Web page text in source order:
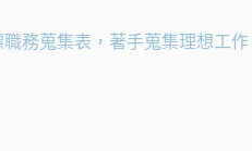
務蒐集表，著手蒐集理想工作